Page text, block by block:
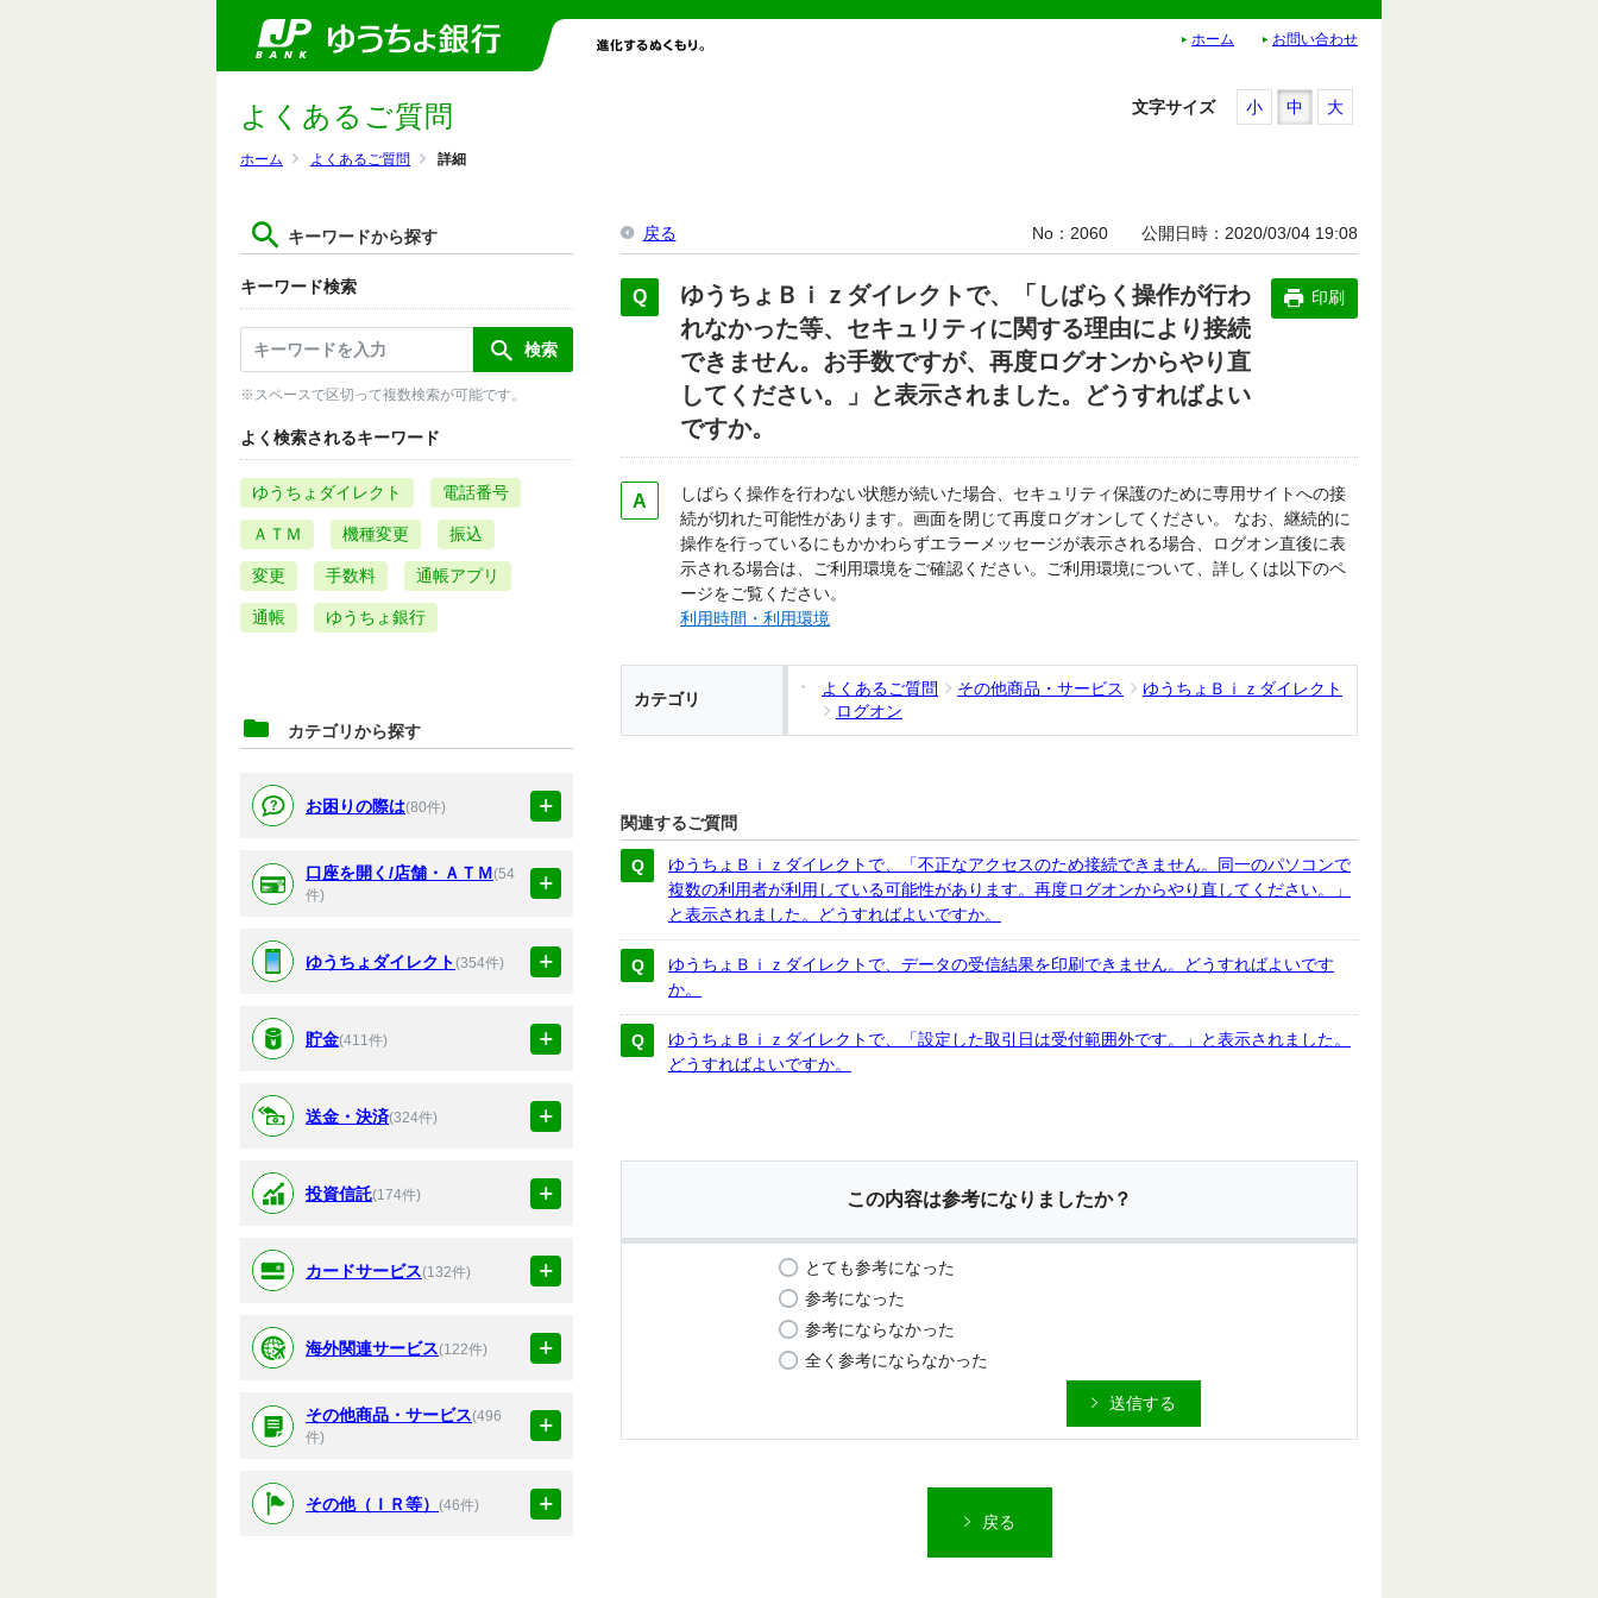
ホーム お問い合わせ
ホーム よくあるご質問 詳細
よくあるご質問
キーワードから探す
キーワード検索
※スペースで区切って複数検索が可能です。
よく検索されるキーワード
ゆうちょダイレクト 電話番号
ＡＴＭ 機種変更 振込
変更 手数料 通帳アプリ
通帳 ゆうちょ銀行
カテゴリから探す
お困りの際は(80件)
口座を開く/店舗・ＡＴＭ(54
件)
ゆうちょダイレクト(354件)
貯金(411件)
送金・決済(324件)
投資信託(174件)
カードサービス(132件)
海外関連サービス(122件)
その他商品・サービス(496
件)
その他（ＩＲ等） (46件)
文字サイズ 小 中 大
戻る No 2060 公開日時 2020/03/04 19:08
ゆうちょＢｉｚダイレクトで、「しばらく操作が行わ
れなかった等、セキュリティに関する理由により接続
できません。お手数ですが、再度ログオンからやり直
してください。」と表示されました。どうすればよい
ですか。
印刷
しばらく操作を行わない状態が続いた場合、セキュリティ保護のために専用サイトへの接
続が切れた可能性があります。画面を閉じて再度ログオンしてください。 なお、継続的に
操作を行っているにもかかわらずエラーメッセージが表示される場合、ログオン直後に表
示される場合は、ご利用環境をご確認ください。ご利用環境について、詳しくは以下のペ
ージをご覧ください。
利用時間・利用環境
カテゴリ
よくあるご質問 その他商品・サービス
ゆうちょＢｉｚダイレクト
ログオン
関連するご質問
ゆうちょＢｉｚダイレクトで、「不正なアクセスのため接続できません。同一のパソコンで
複数の利用者が利用している可能性があります。再度ログオンからやり直してください。」
と表示されました。どうすればよいですか。
ゆうちょＢｉｚダイレクトで、データの受信結果を印刷できません。どうすればよいです
か。
ゆうちょＢｉｚダイレクトで、「設定した取引日は受付範囲外です。」と表示されました。
どうすればよいですか。
この内容は参考になりましたか？
とても参考になった
参考になった
参考にならなかった
全く参考にならなかった
送信する
戻る